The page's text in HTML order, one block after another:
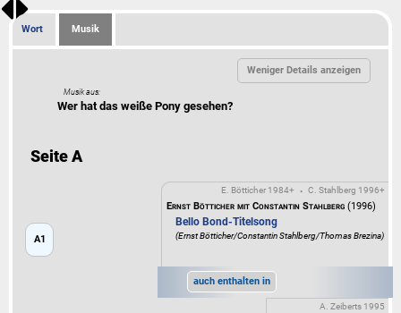
Wort Musik
Musik aus:
Wer hat das weiße Pony gesehen?
Seite A
A1
E. Bötticher 1984+ • C. Stahlberg 1996+
Ernst Bötticher mit Constantin Stahlberg (1996)
Bello Bond-Titelsong
(Ernst Bötticher/Constantin Stahlberg/Thomas Brezina)
auch enthalten in
A. Zeiberts 1995